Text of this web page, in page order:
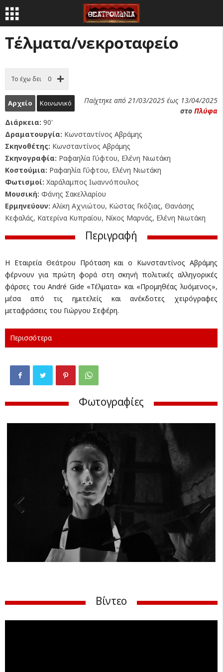
Τέλματα/νεκροταφείο
Το έχω δει 0
Αρχείο Κοινωνικό
Παίχτηκε από 21/03/2025 έως 13/04/2025
στο Πλύφα
Διάρκεια: 90'
Δραματουργία: Κωνσταντίνος Αβράμης
Σκηνοθέτης: Κωνσταντίνος Αβράμης
Σκηνογραφία: Ραφαηλία Γύφτου, Ελένη Νιωτάκη
Κοστούμια: Ραφαηλία Γύφτου, Ελένη Νιωτάκη
Φωτισμοί: Χαράλαμπος Ιωαννόπουλος
Μουσική: Φάνης Σακελλαρίου
Ερμηνεύουν: Αλίκη Αχνιώτου, Κώστας Γκόζιας, Θανάσης
Κεφαλάς, Κατερίνα Κυπραίου, Νίκος Μαρνάς, Ελένη Νιωτάκη
Περιγραφή
Η Εταιρεία Θεάτρου Πρόταση και ο Κωνσταντίνος Αβράμης
φέρνουν για πρώτη φορά στη σκηνή πολιτικές αλληγορικές
φάρσες του André Gide «Τέλματα» και «Προμηθέας λυόμενος»,
μέσα από τις ημιτελείς και ανέκδοτες χειρόγραφες
μεταφράσεις του Γιώργου Σεφέρη.
Περισσότερα
Φωτογραφίες
Next
Βίντεο